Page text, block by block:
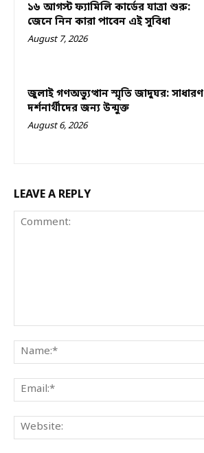
১৬ আগস্ট ফ্যামিলি কার্ডের যাত্রা শুরু:
জেনে নিন কারা পাবেন এই সুবিধা
August 7, 2026
জুলাই গণঅভ্যুত্থান স্মৃতি জাদুঘর: সাধারণ
দর্শনার্থীদের জন্য উন্মুক্ত
August 6, 2026
LEAVE A REPLY